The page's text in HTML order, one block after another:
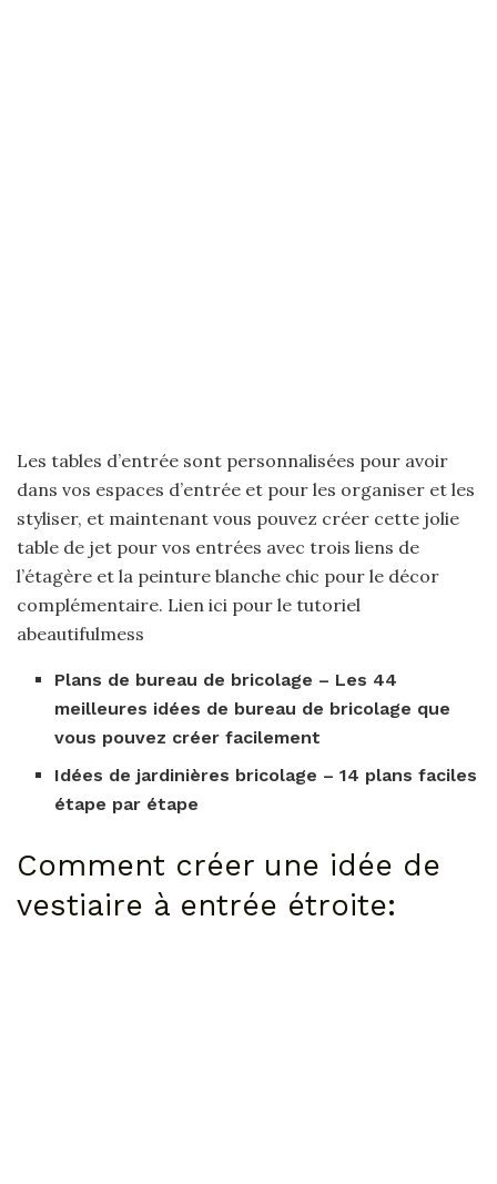
Les tables d’entrée sont personnalisées pour avoir
dans vos espaces d’entrée et pour les organiser et les
styliser, et maintenant vous pouvez créer cette jolie
table de jet pour vos entrées avec trois liens de
l’étagère et la peinture blanche chic pour le décor
complémentaire. Lien ici pour le tutoriel
abeautifulmess
Plans de bureau de bricolage – Les 44
meilleures idées de bureau de bricolage que
vous pouvez créer facilement
Idées de jardinières bricolage – 14 plans faciles
étape par étape
Comment créer une idée de
vestiaire à entrée étroite: